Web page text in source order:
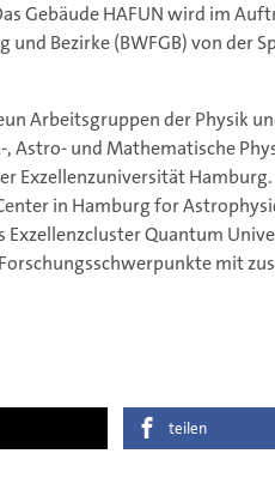
Gebäude HAFUN wird im
Bezirke (BWFGB) von der
Arbeitsgruppen der Physik
Astro- und Mathematische
Exzellenzuniversität
in Hamburg for
Exzellenzcluster Quantum
mit
teilen